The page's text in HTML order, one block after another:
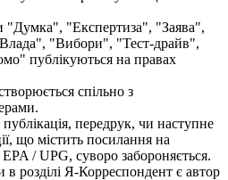
"Думка", "Експертиза", "Заява",
"Вибори", "Тест-драйв",
публікуються на правах
спільно з
передрук, чи наступне
що містить посилання на
/ UPG, суворо забороняється.
в розділі Я-Корреспондент є автор